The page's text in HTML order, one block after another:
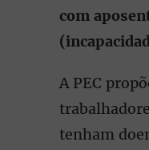
com
A PEC
tenham